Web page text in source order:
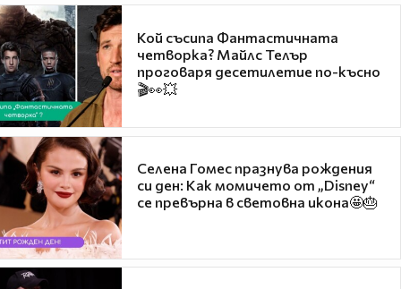
Кой съсипа Фантастичната
четворка? Майлс Телър
проговаря десетилетие по-късно
🎬👀💥
Селена Гомес празнува рождения
си ден: Как момичето от „Disney“
се превърна в световна икона🤩🎂